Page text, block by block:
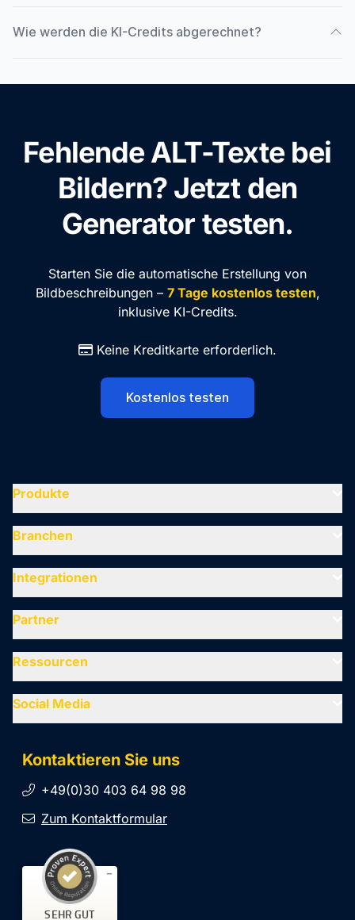
Wie werden die KI-Credits abgerechnet?
Fehlende ALT-Texte bei
Bildern? Jetzt den
Generator testen.
Starten Sie die automatische Erstellung von
Bildbeschreibungen – 7 Tage kostenlos testen,
inklusive KI-Credits.
Keine Kreditkarte erforderlich.
Kostenlos testen
Kontaktieren Sie uns
+49(0)30 403 64 98 98
Zum Kontaktformular
SEHR GUT
Kundenbewertungen und Erfahrungen zu
Produkte
Branchen
Integrationen
Partner
Ressourcen
Social Media